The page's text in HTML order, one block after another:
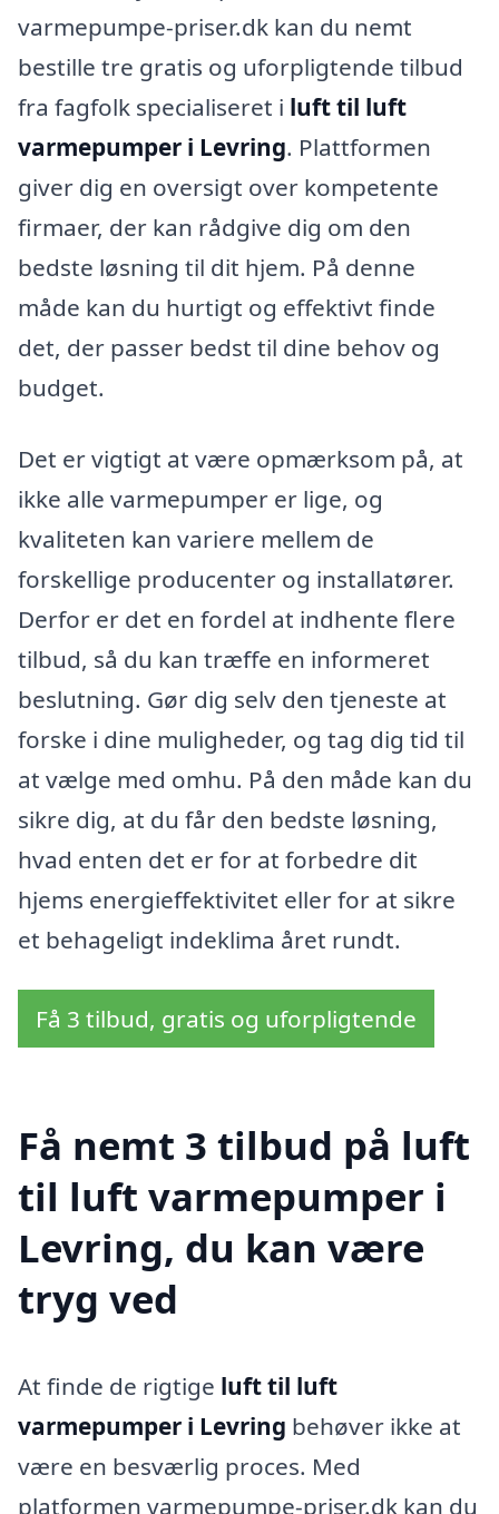
varmepumpe-priser.dk kan du nemt
bestille tre gratis og uforpligtende tilbud
fra fagfolk specialiseret i luft til luft
varmepumper i Levring. Plattformen
giver dig en oversigt over kompetente
firmaer, der kan rådgive dig om den
bedste løsning til dit hjem. På denne
måde kan du hurtigt og effektivt finde
det, der passer bedst til dine behov og
budget.
Det er vigtigt at være opmærksom på, at
ikke alle varmepumper er lige, og
kvaliteten kan variere mellem de
forskellige producenter og installatører.
Derfor er det en fordel at indhente flere
tilbud, så du kan træffe en informeret
beslutning. Gør dig selv den tjeneste at
forske i dine muligheder, og tag dig tid til
at vælge med omhu. På den måde kan du
sikre dig, at du får den bedste løsning,
hvad enten det er for at forbedre dit
hjems energieffektivitet eller for at sikre
et behageligt indeklima året rundt.
Få 3 tilbud, gratis og uforpligtende
Få nemt 3 tilbud på luft
til luft varmepumper i
Levring, du kan være
tryg ved
At finde de rigtige luft til luft
varmepumper i Levring behøver ikke at
være en besværlig proces. Med
platformen varmepumpe-priser.dk kan du